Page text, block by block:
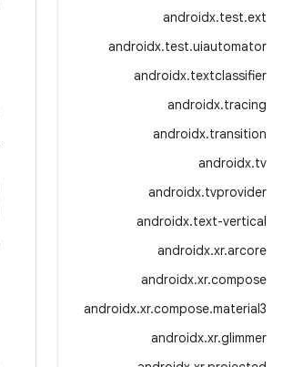
androidx.test.ext
androidx.test.uiautomator
androidx.textclassifier
androidx.tracing
androidx.transition
androidx.tv
androidx.tvprovider
androidx.text-vertical
androidx.xr.arcore
androidx.xr.compose
androidx.xr.compose.material3
androidx.xr.glimmer